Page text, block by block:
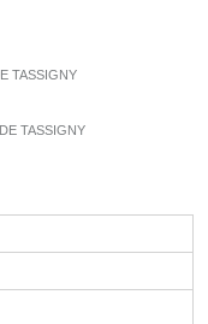
TASSIGNY
TASSIGNY